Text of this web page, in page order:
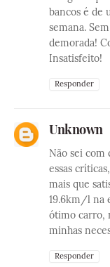
bancos é de
semana.
demorada!
Insatisfeito!
Responder
Unknown
Não sei com
essas
mais que
19.6km/l na
ótimo carro,
minhas
Responder